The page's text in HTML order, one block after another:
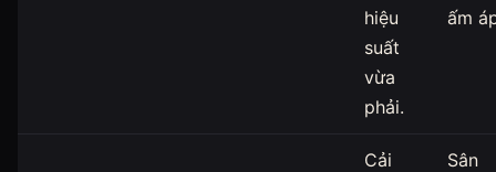
hiệu
suất
vừa
phải.
ấm
Cải
Sân